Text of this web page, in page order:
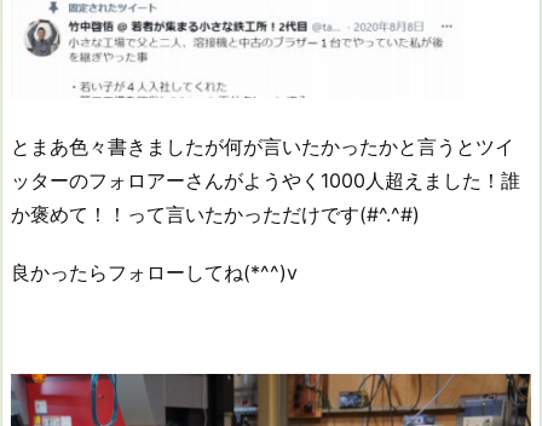
とまあ色々書きましたが何が言いたかったかと言うと ツイ
ッターのフォロアーさんがようやく1000人超えました！ 誰
か褒めて！！って言いたかっただけです(#^.^#)
良かったらフォローしてね(*^^)v